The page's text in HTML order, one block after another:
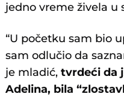
jedno vreme živela u
“U početku sam bio
sam odlučio da
je mladić,tvrdeći da
Adelina, bila